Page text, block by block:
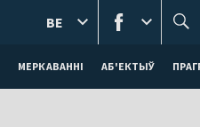
МЕРКАВАННI АБ'ЕКТЫЎ
BE